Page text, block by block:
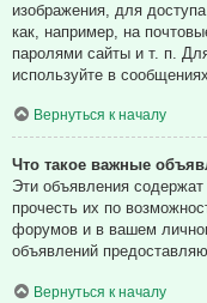
изображения, для
как, например, на
паролями сайты и т. п.
используйте в
Вернуться к началу
Что такое важные
Эти объявления
прочесть их по
форумов и в вашем
объявлений
Вернуться к началу